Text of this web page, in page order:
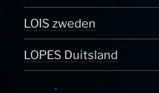
LOIS zweden
LOPES Duitsland